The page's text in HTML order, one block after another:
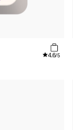
4.6/5